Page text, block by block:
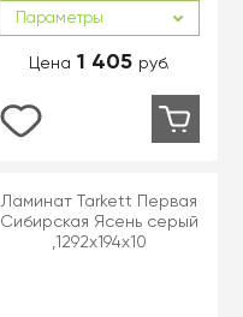
Параметры
Цена 1 405 руб.
Ламинат Tarkett Первая
Сибирская Ясень серый
,1292х194х10